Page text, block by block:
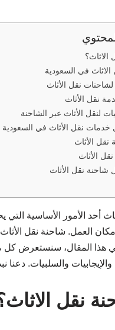
في السعودية
لشاحنات نقل الأثاث
نقل الأثاث
لنقل الأثاث عبر الشاحنة
خدمات نقل الأثاث في السعودية
الأثاث
الأثاث
شاحنة نقل الأثاث
أحد الأمور الأساسية
العمل. شاحنة نقل
هذا المقال، سنستعرض كل
والإيجابيات والسلبيات. دعنا
نقل